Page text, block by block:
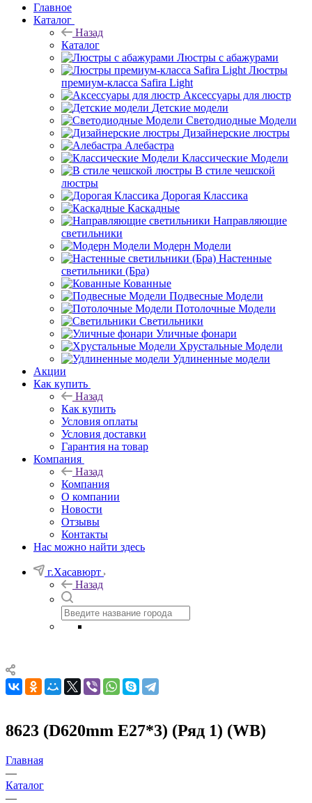
Главное
Каталог
Назад
Каталог
Люстры с абажурами
Люстры
премиум-класса Safira Light
Аксессуары для люстр
Детские модели
Светодиодные Модели
Дизайнерские люстры
Алебастра
Классические Модели
В стиле чешской
люстры
Дорогая Классика
Каскадные
Направляющие
светильники
Модерн Модели
Настенные
светильники (Бра)
Кованные
Подвесные Модели
Потолочные Модели
Светильники
Уличные фонари
Хрустальные Модели
Удлиненные модели
Акции
Как купить
Назад
Как купить
Условия оплаты
Условия доставки
Гарантия на товар
Компания
Назад
Компания
О компании
Новости
Отзывы
Контакты
Нас можно найти здесь
г.Хасавюрт
Назад
8623 (D620mm E27*3) (Ряд 1) (WB)
Главная
—
Каталог
—